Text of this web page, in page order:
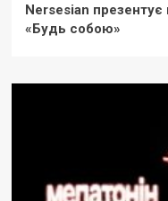
Nersesian презентує
«Будь собою»